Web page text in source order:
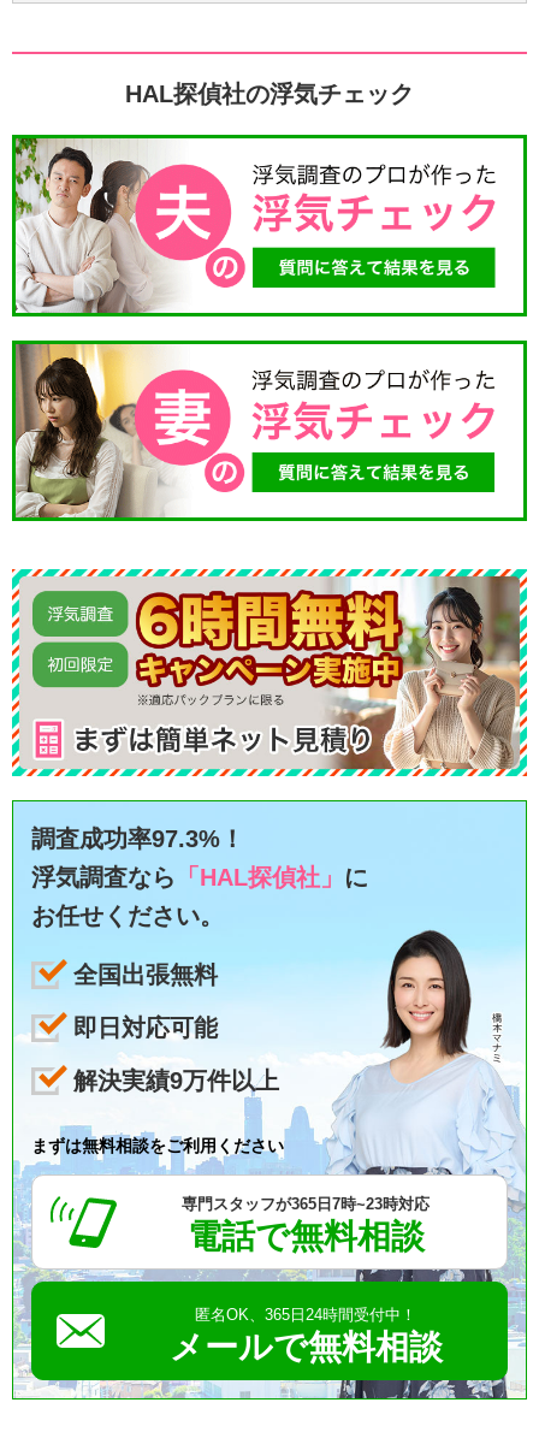
HAL探偵社の浮気チェック
調査成功率97.3%！
浮気調査なら 「HAL探偵社」 に
お任せください。
全国出張無料
即日対応可能
解決実績9万件以上
まずは無料相談をご利用ください
専門スタッフが365日7時~23時対応
電話で無料相談
匿名OK、365日24時間受付中！
メールで無料相談